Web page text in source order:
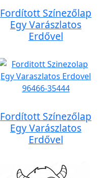
Fordított Színezőlap
Egy Varászlatos
Erdővel
Fordított Színezőlap
Egy Varászlatos
Erdővel